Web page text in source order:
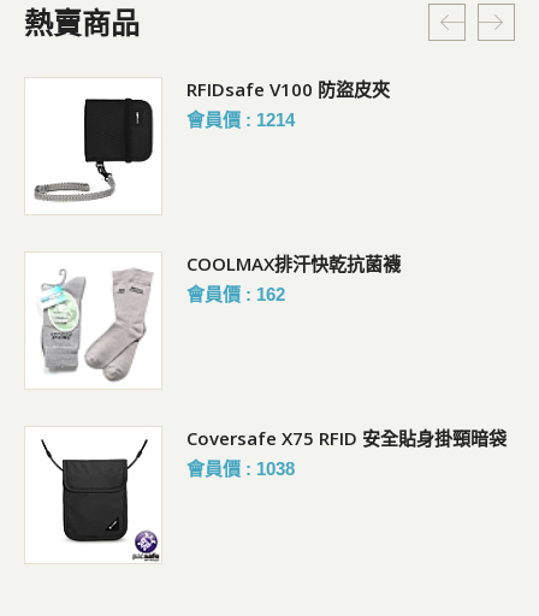
熱賣商品
RFIDsafe V100 防盜皮夾
會員價 : 1214
COOLMAX排汗快乾抗菌襪
會員價 : 162
Coversafe X75 RFID 安全貼身掛頸暗袋
會員價 : 1038